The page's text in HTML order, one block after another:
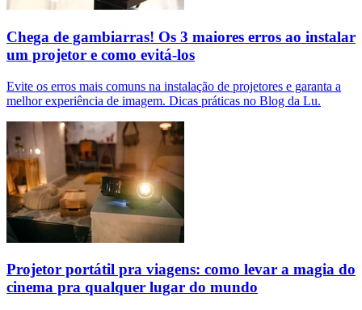
Chega de gambiarras! Os 3 maiores erros ao instalar
um projetor e como evitá-los
Evite os erros mais comuns na instalação de projetores e garanta a
melhor experiência de imagem. Dicas práticas no Blog da Lu.
Projetor portátil pra viagens: como levar a magia do
cinema pra qualquer lugar do mundo